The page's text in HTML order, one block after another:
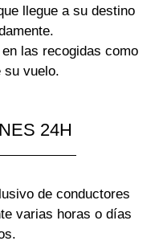
llegue a su destino
las recogidas como
su vuelo.
24H
de conductores
varias horas o días